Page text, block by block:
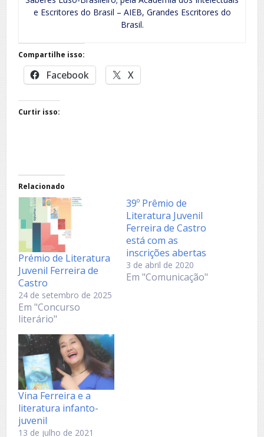
e Escritores do Brasil – AIEB, Grandes Escritores do
Brasil.
Compartilhe isso:
Facebook X
Curtir isso:
Relacionado
Prémio de Literatura
Juvenil Ferreira de
Castro
24 de setembro de 2025
Em "Concurso
literário"
39º Prêmio de
Literatura Juvenil
Ferreira de Castro
está com as
inscrições abertas
3 de abril de 2020
Em "Comunicação"
Vina Ferreira e a
literatura infanto-
juvenil
13 de julho de 2021